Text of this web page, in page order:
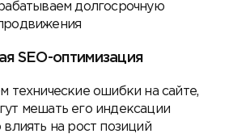
долгосрочную
SEO-оптимизация
технические ошибки на сайте,
мешать его индексации
влиять на рост позиций